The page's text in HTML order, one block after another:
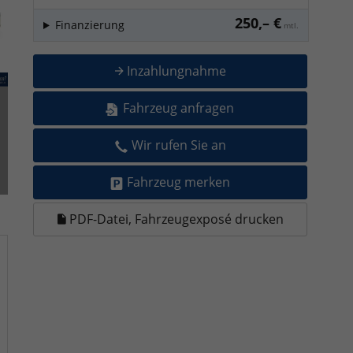
250,– € mtl.
Finanzierung
Inzahlungnahme
Fahrzeug anfragen
Wir rufen Sie an
Fahrzeug merken
PDF-Datei, Fahrzeugexposé drucken